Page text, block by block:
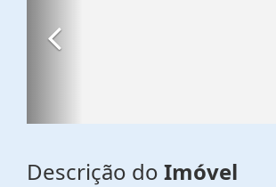
Descrição do Imóvel